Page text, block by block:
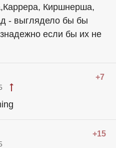
Киршнерша,
- выглядело бы бы
если бы их не
+7
+15